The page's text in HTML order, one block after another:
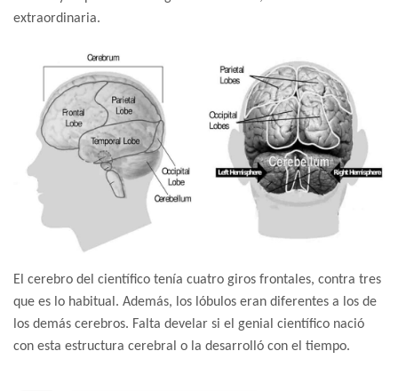
extraordinaria.
El cerebro del científico tenía cuatro giros frontales, contra tres
que es lo habitual. Además, los lóbulos eran diferentes a los de
los demás cerebros. Falta develar si el genial científico nació
con esta estructura cerebral o la desarrolló con el tiempo.